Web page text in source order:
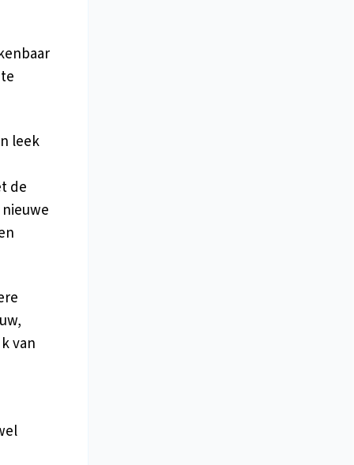
leek
de
van